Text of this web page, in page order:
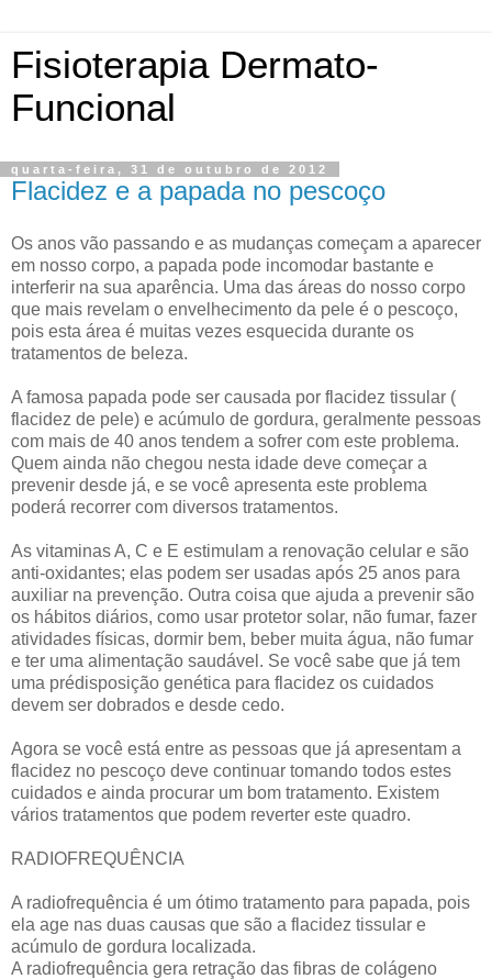
Fisioterapia Dermato-
Funcional
quarta-feira, 31 de outubro de 2012
Flacidez e a papada no pescoço
Os anos vão passando e as mudanças começam a aparecer
em nosso corpo, a papada pode incomodar bastante e
interferir na sua aparência. Uma das áreas do nosso corpo
que mais revelam o envelhecimento da pele é o pescoço,
pois esta área é muitas vezes esquecida durante os
tratamentos de beleza.
A famosa papada pode ser causada por flacidez tissular (
flacidez de pele) e acúmulo de gordura, geralmente pessoas
com mais de 40 anos tendem a sofrer com este problema.
Quem ainda não chegou nesta idade deve começar a
prevenir desde já, e se você apresenta este problema
poderá recorrer com diversos tratamentos.
As vitaminas A, C e E estimulam a renovação celular e são
anti-oxidantes; elas podem ser usadas após 25 anos para
auxiliar na prevenção. Outra coisa que ajuda a prevenir são
os hábitos diários, como usar protetor solar, não fumar, fazer
atividades físicas, dormir bem, beber muita água, não fumar
e ter uma alimentação saudável. Se você sabe que já tem
uma prédisposição genética para flacidez os cuidados
devem ser dobrados e desde cedo.
Agora se você está entre as pessoas que já apresentam a
flacidez no pescoço deve continuar tomando todos estes
cuidados e ainda procurar um bom tratamento. Existem
vários tratamentos que podem reverter este quadro.
RADIOFREQUÊNCIA
A radiofrequência é um ótimo tratamento para papada, pois
ela age nas duas causas que são a flacidez tissular e
acúmulo de gordura localizada.
A radiofrequência gera retração das fibras de colágeno